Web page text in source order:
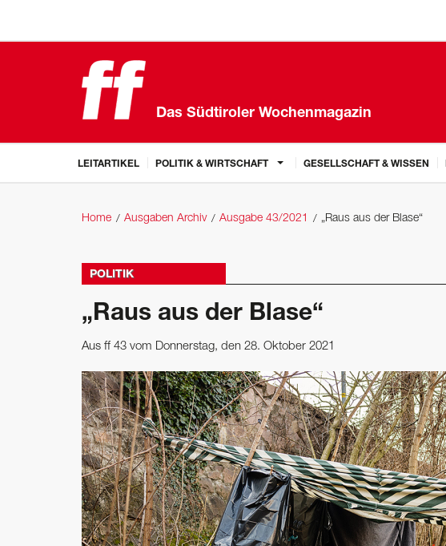
Das Südtiroler Wochenmagazin
LEITARTIKEL POLITIK & WIRTSCHAFT GESELLSCHAFT & WISSEN
Home Ausgaben Archiv Ausgabe 43/2021 „Raus aus der Blase“
POLITIK
„Raus aus der Blase“
Aus ff 43 vom Donnerstag, den 28. Oktober 2021